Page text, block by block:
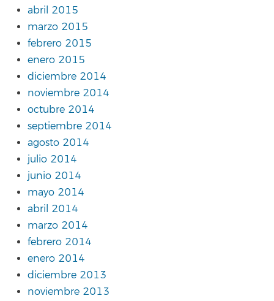
abril 2015
marzo 2015
febrero 2015
enero 2015
diciembre 2014
noviembre 2014
octubre 2014
septiembre 2014
agosto 2014
julio 2014
junio 2014
mayo 2014
abril 2014
marzo 2014
febrero 2014
enero 2014
diciembre 2013
noviembre 2013